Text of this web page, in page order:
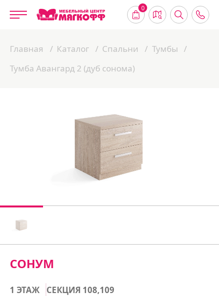
0
Главная Каталог Спальни
Тумбы
Тумба Авангард 2 (дуб сонома)
СОНУМ
1 ЭТАЖ СЕКЦИЯ 108,109